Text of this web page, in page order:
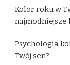
Kolor roku w
najmodniejsze
Psychologia
Twój sen?